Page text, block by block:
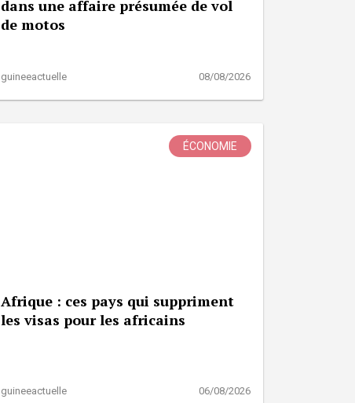
dans une affaire présumée de vol
de motos
guineeactuelle 08/08/2026
ÉCONOMIE
Afrique : ces pays qui suppriment
les visas pour les africains
guineeactuelle 06/08/2026